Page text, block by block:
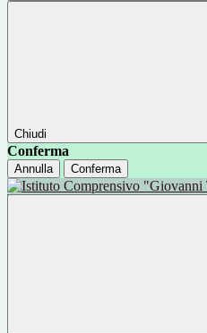
Chiudi
Conferma
Annulla Conferma